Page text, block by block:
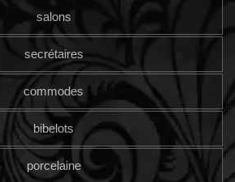
salons
secrétaires
commodes
bibelots
porcelaine